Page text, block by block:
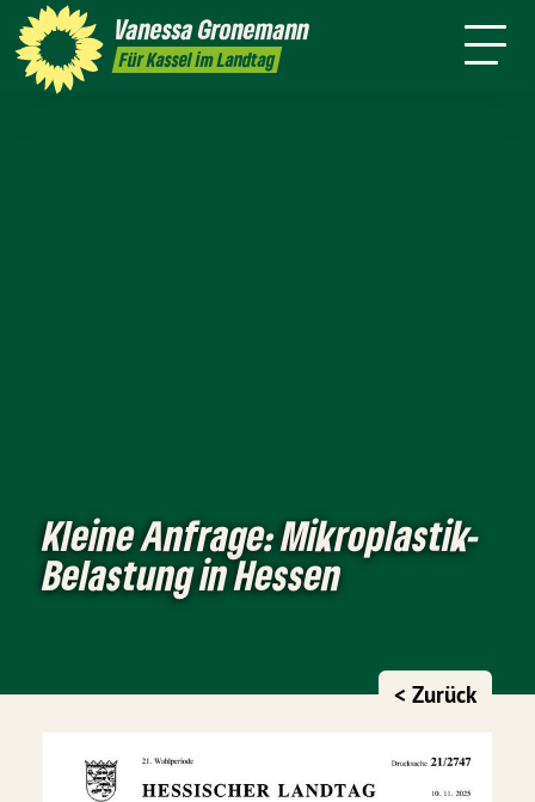
VanessaGronemann
Für Kassel im Landtag
Kontakt Mitmachen
Themen
Kleine Anfrage: Mikroplastik-
Belastung in Hessen
< Zurück